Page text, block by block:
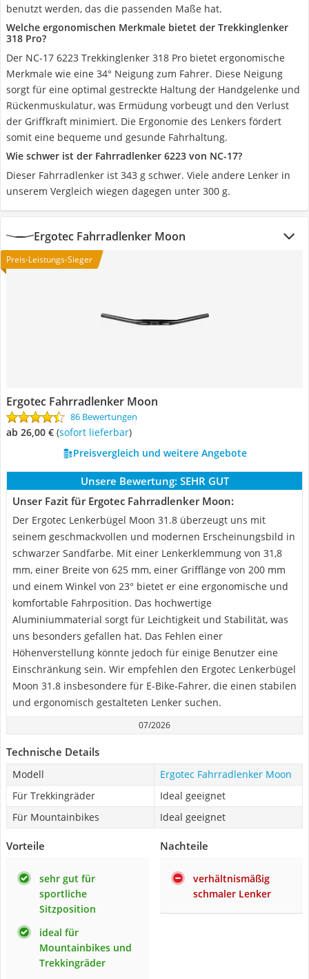
benutzt werden, das die passenden Maße hat.
Welche ergonomischen Merkmale bietet der Trekkinglenker
318 Pro?
Der NC-17 6223 Trekkinglenker 318 Pro bietet ergonomische
Merkmale wie eine 34° Neigung zum Fahrer. Diese Neigung
sorgt für eine optimal gestreckte Haltung der Handgelenke und
Rückenmuskulatur, was Ermüdung vorbeugt und den Verlust
der Griffkraft minimiert. Die Ergonomie des Lenkers fördert
somit eine bequeme und gesunde Fahrhaltung.
Wie schwer ist der Fahrradlenker 6223 von NC-17?
Dieser Fahrradlenker ist 343 g schwer. Viele andere Lenker in
unserem Vergleich wiegen dagegen unter 300 g.
Ergotec Fahrradlenker Moon
Preis-Leistungs-Sieger
Ergotec Fahrradlenker Moon
86 Bewertungen
ab 26,00 € ( Sofort lieferbar)
Preisvergleich und weitere Angebote
Unsere Bewertung: SEHR GUT
Unser Fazit für Ergotec Fahrradlenker Moon:
Der Ergotec Lenkerbügel Moon 31.8 überzeugt uns mit
seinem geschmackvollen und modernen Erscheinungsbild in
schwarzer Sandfarbe. Mit einer Lenkerklemmung von 31,8
mm, einer Breite von 625 mm, einer Grifflänge von 200 mm
und einem Winkel von 23° bietet er eine ergonomische und
komfortable Fahrposition. Das hochwertige
Aluminiummaterial sorgt für Leichtigkeit und Stabilität, was
uns besonders gefallen hat. Das Fehlen einer
Höhenverstellung könnte jedoch für einige Benutzer eine
Einschränkung sein. Wir empfehlen den Ergotec Lenkerbügel
Moon 31.8 insbesondere für E-Bike-Fahrer, die einen stabilen
und ergonomisch gestalteten Lenker suchen.
07/2026
Technische Details
Modell
Ergotec Fahrradlenker Moon
Für Trekkingräder
Ideal geeignet
Für Mountainbikes
Ideal geeignet
Vorteile
sehr gut für
sportliche
Sitzposition
ideal für
Mountainbikes und
Trekkingräder
Nachteile
verhältnismäßig
schmaler Lenker